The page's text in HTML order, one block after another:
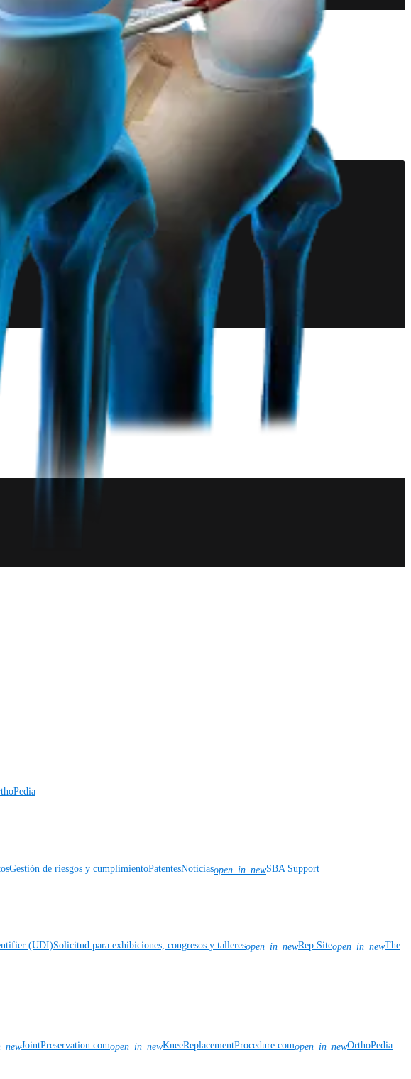
Gestión de riesgos y cumplimientoPatentesNoticiasopen_in_newSBA Support
(UDI)Solicitud para exhibiciones, congresos y talleresopen_in_newRep Siteopen_in_newThe
JointPreservation.comopen_in_newKneeReplacementProcedure.comopen_in_newOrthoPedia